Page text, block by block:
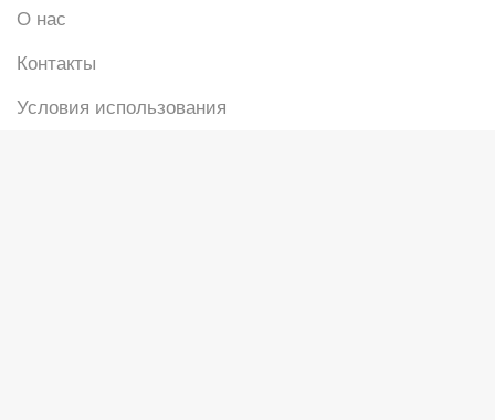
О нас
Контакты
Условия использования